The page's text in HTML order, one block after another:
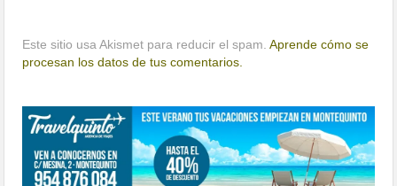
Este sitio usa Akismet para reducir el spam.Aprende cómo se
procesan los datos de tus comentarios.